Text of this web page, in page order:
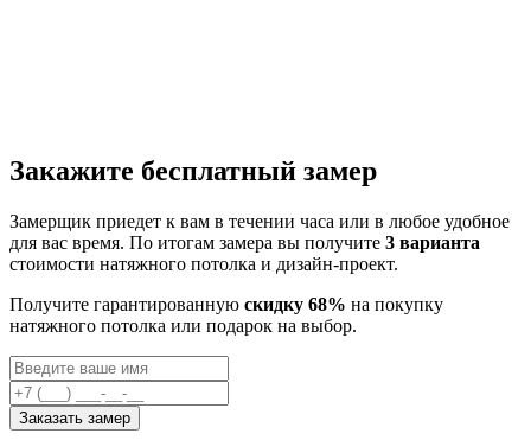
Закажите бесплатный замер
Замерщик приедет к вам в течении часа или в любое удобное
для вас время. По итогам замера вы получите 3 варианта
стоимости натяжного потолка и дизайн-проект.
Получите гарантированную скидку 68% на покупку
натяжного потолка или подарок на выбор.
Заказать замер